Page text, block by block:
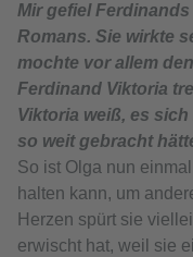
Mir gefiel
Romans. Sie wirkte
mochte vor allem
Ferdinand Viktoria
Viktoria weiß, es
so weit gebracht
So ist Olga nun
halten kann, um
Herzen spürt sie
erwischt hat, weil sie